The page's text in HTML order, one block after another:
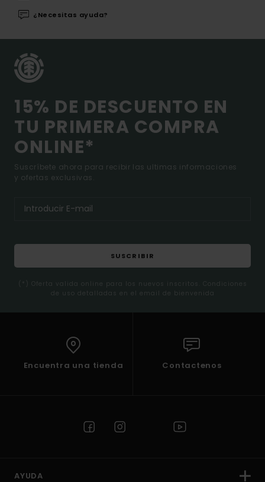
¿Necesitas ayuda?
15% DE DESCUENTO EN
TU PRIMERA COMPRA
ONLINE*
Suscríbete ahora para recibir las ultimas informaciones
y ofertas exclusivas.
SUSCRIBIR
(*) Oferta valida online para los nuevos inscritos. Condiciones
de uso detalladas en el email de bienvenida
Encuentra una tienda Contactenos
AYUDA